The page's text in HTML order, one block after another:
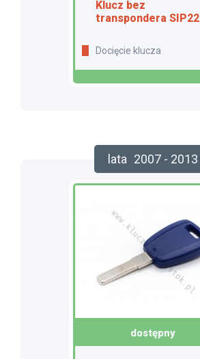
Klucz bez
transpondera SIP22
Docięcie klucza
lata 2007 - 2013
dostępny